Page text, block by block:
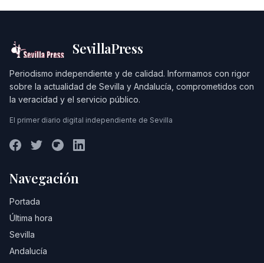
SevillaPress
Periodismo independiente y de calidad. Informamos con rigor
sobre la actualidad de Sevilla y Andalucía, comprometidos con
la veracidad y el servicio público.
El primer diario digital independiente de Sevilla
Navegación
Portada
Última hora
Sevilla
Andalucía